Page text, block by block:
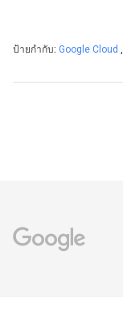
ป้ายกำกับ: Google Cloud ,